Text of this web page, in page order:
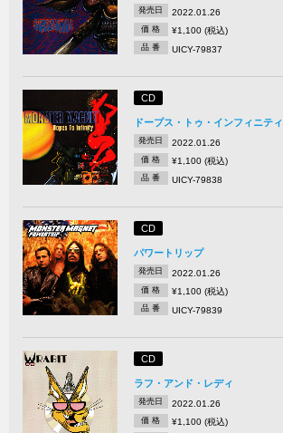
発売日 2022.01.26
価 格 ¥1,100 (税込)
品 番 UICY-79837
CD
ドープス・トゥ・インフィニティ
発売日 2022.01.26
価 格 ¥1,100 (税込)
品 番 UICY-79838
CD
パワートリップ
発売日 2022.01.26
価 格 ¥1,100 (税込)
品 番 UICY-79839
CD
ラフ・アンド・レディ
発売日 2022.01.26
価 格 ¥1,100 (税込)